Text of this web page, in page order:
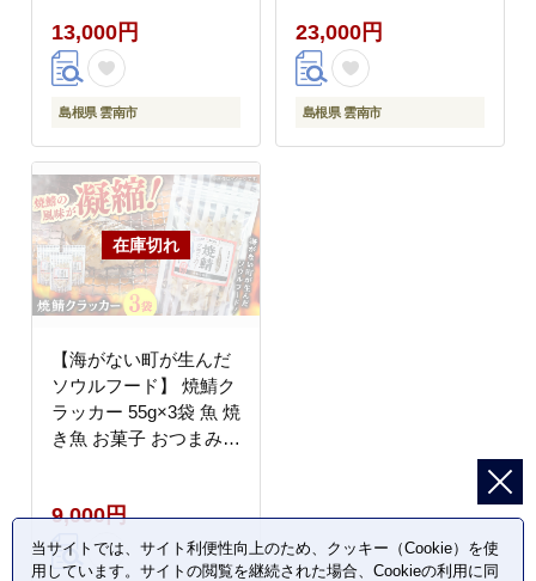
社石田魚店 [AICQ016]
13,000円
島根県 雲南市
社石田魚店 [AICQ017]
23,000円
島根県 雲南市
【海がない町が生んだ
ソウルフード】 焼鯖ク
ラッカー 55g×3袋 魚 焼
き魚 お菓子 おつまみ
9,000円
当サイトでは、サイト利便性向上のため、クッキー（Cookie）を使
用しています。サイトの閲覧を継続された場合、Cookieの利用に同